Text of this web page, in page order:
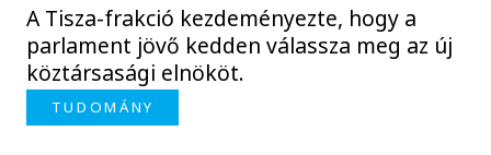
A Tisza-frakció kezdeményezte, hogy a
parlament jövő kedden válassza meg az új
köztársasági elnököt.
TUDOMÁNY